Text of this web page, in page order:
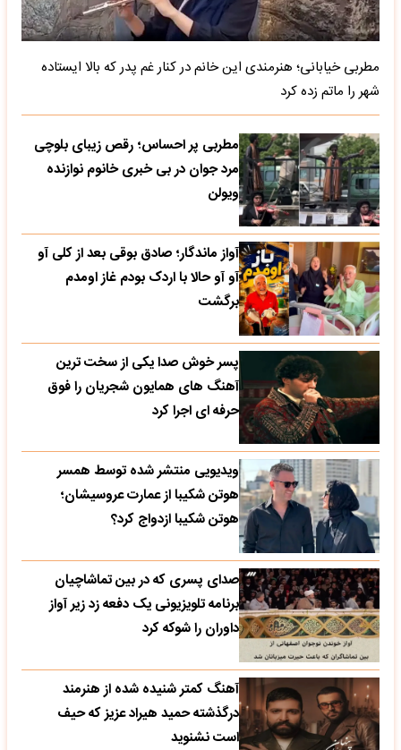
مطربی خیابانی؛ هنرمندی این خانم در کنار غم پدر که بالا ایستاده
شهر را ماتم زده کرد
مطربی پر احساس؛ رقص زیبای بلوچی
مرد جوان در بی خبری خانوم نوازنده
ویولن
آواز ماندگار؛ صادق بوقی بعد از کلی آو
آو آو حالا با اردک بودم غاز اومدم
برگشت
پسر خوش صدا یکی از سخت ترین
آهنگ های همایون شجریان را فوق
حرفه ای اجرا کرد
ویدیویی منتشر شده توسط همسر
هوتن شکیبا از عمارت عروسیشان؛
هوتن شکیبا ازدواج کرد؟
صدای پسری که در بین تماشاچیان
برنامه تلویزیونی یک دفعه زد زیر آواز
داوران را شوکه کرد
آهنگ کمتر شنیده شده از هنرمند
درگذشته حمید هیراد عزیز که حیف
است نشنوید